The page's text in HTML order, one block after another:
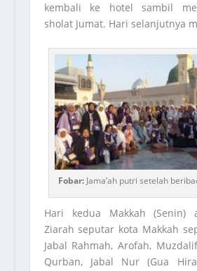
kembali ke hotel sambil
sholat Jumat. Hari selanjutnya
Fobar:Jama’ah putri setelah
Hari kedua Makkah (Senin)
Ziarah seputar kota Makkah
Jabal Rahmah, Arofah,
Qurban, Jabal Nur (Gua